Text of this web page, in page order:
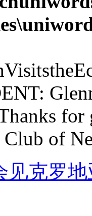
for
of
见克罗